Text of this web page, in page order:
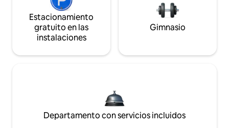
Estacionamiento
gratuito en las
instalaciones
Gimnasio
Departamento con servicios incluidos